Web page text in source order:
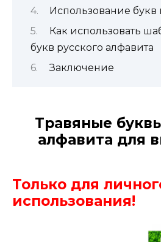
Использование букв
Как использовать
букв русского алфавита
Заключение
Травяные
алфавита для
Только для
использования!